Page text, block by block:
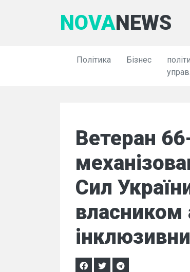
NOVANEWS
Політика Бізнес
Ветеран
Сил
власником